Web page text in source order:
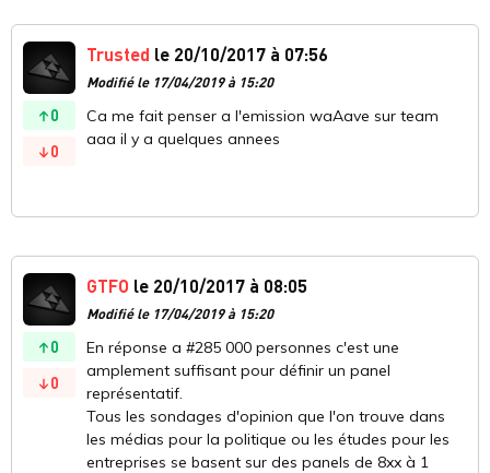
0
0
Trusted le 20/10/2017 à 07:56
Modifié le 17/04/2019 à 15:20
Ca me fait penser a l'emission waAave sur team
aaa il y a quelques annees
0
0
GTFO le 20/10/2017 à 08:05
Modifié le 17/04/2019 à 15:20
En réponse a #285 000 personnes c'est une
amplement suffisant pour définir un panel
représentatif.
Tous les sondages d'opinion que l'on trouve dans
les médias pour la politique ou les études pour les
entreprises se basent sur des panels de 8xx à 1